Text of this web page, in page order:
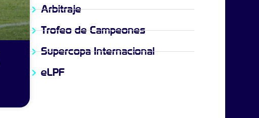
Arbitraje
Trofeo de Campeones
Supercopa Internacional
eLPF